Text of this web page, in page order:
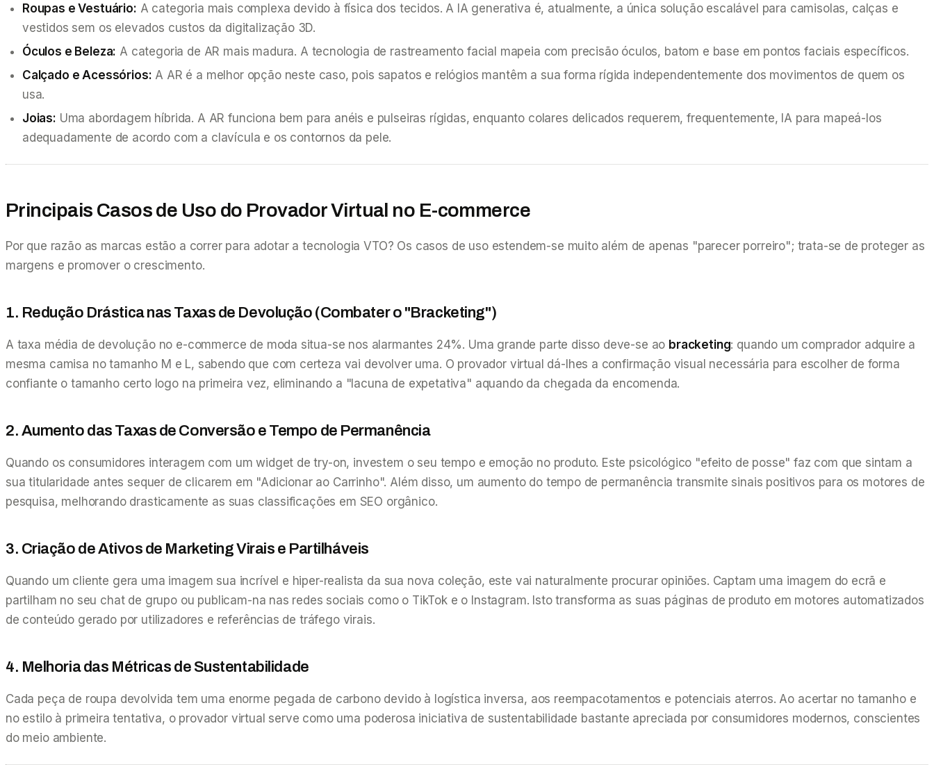
Roupas e Vestuário: A categoria mais complexa devido à física dos tecidos. A IA generativa é, atualmente, a única solução escalável para camisolas, calças e
vestidos sem os elevados custos da digitalização 3D.
Óculos e Beleza: A categoria de AR mais madura. A tecnologia de rastreamento facial mapeia com precisão óculos, batom e base em pontos faciais específicos.
Calçado e Acessórios: A AR é a melhor opção neste caso, pois sapatos e relógios mantêm a sua forma rígida independentemente dos movimentos de quem os
usa.
Joias: Uma abordagem híbrida. A AR funciona bem para anéis e pulseiras rígidas, enquanto colares delicados requerem, frequentemente, IA para mapeá-los
adequadamente de acordo com a clavícula e os contornos da pele.
Principais Casos de Uso do Provador Virtual no E-commerce
Por que razão as marcas estão a correr para adotar a tecnologia VTO? Os casos de uso estendem-se muito além de apenas "parecer porreiro"; trata-se de proteger as
margens e promover o crescimento.
1. Redução Drástica nas Taxas de Devolução (Combater o "Bracketing")
A taxa média de devolução no e-commerce de moda situa-se nos alarmantes 24%. Uma grande parte disso deve-se ao bracketing: quando um comprador adquire a
mesma camisa no tamanho M e L, sabendo que com certeza vai devolver uma. O provador virtual dá-lhes a confirmação visual necessária para escolher de forma
confiante o tamanho certo logo na primeira vez, eliminando a "lacuna de expetativa" aquando da chegada da encomenda.
2. Aumento das Taxas de Conversão e Tempo de Permanência
Quando os consumidores interagem com um widget de try-on, investem o seu tempo e emoção no produto. Este psicológico "efeito de posse" faz com que sintam a
sua titularidade antes sequer de clicarem em "Adicionar ao Carrinho". Além disso, um aumento do tempo de permanência transmite sinais positivos para os motores de
pesquisa, melhorando drasticamente as suas classificações em SEO orgânico.
3. Criação de Ativos de Marketing Virais e Partilháveis
Quando um cliente gera uma imagem sua incrível e hiper-realista da sua nova coleção, este vai naturalmente procurar opiniões. Captam uma imagem do ecrã e
partilham no seu chat de grupo ou publicam-na nas redes sociais como o TikTok e o Instagram. Isto transforma as suas páginas de produto em motores automatizados
de conteúdo gerado por utilizadores e referências de tráfego virais.
4. Melhoria das Métricas de Sustentabilidade
Cada peça de roupa devolvida tem uma enorme pegada de carbono devido à logística inversa, aos reempacotamentos e potenciais aterros. Ao acertar no tamanho e
no estilo à primeira tentativa, o provador virtual serve como uma poderosa iniciativa de sustentabilidade bastante apreciada por consumidores modernos, conscientes
do meio ambiente.